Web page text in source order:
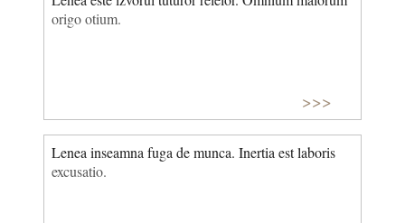
origo otium.
>>>
Lenea inseamna fuga de munca. Inertia est laboris
excusatio.